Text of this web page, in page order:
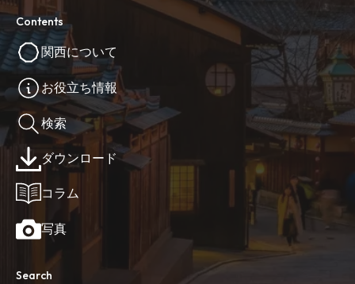
Contents
関西について
お役立ち情報
検索
ダウンロード
コラム
写真
Search